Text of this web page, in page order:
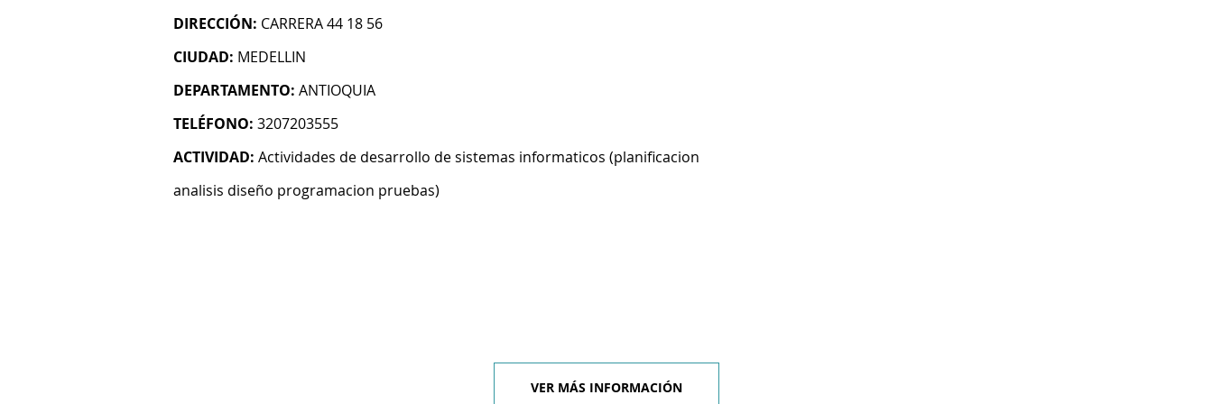
DIRECCIÓN: CARRERA 44 18 56
CIUDAD: MEDELLIN
DEPARTAMENTO: ANTIOQUIA
TELÉFONO: 3207203555
ACTIVIDAD: Actividades de desarrollo de sistemas informaticos (planificacion
analisis diseño programacion pruebas)
VER MÁS INFORMACIÓN